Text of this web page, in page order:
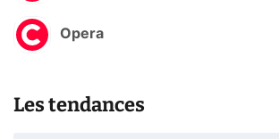
Opera
Les tendances